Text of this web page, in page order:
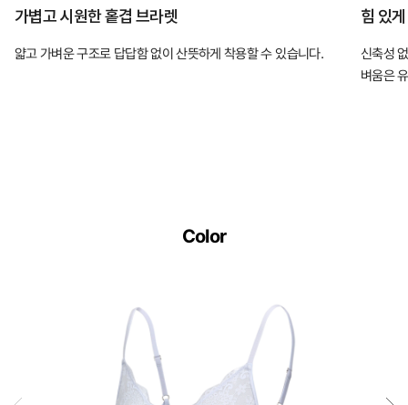
가볍고 시원한 홑겹 브라렛
얇고 가벼운 구조로 답답함 없이 산뜻하게 착용할 수 있습니다.
힘 있
신축성
벼움은
Color